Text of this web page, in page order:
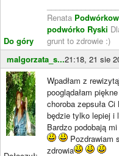
Do góry
Renata
podwórko Ryski
grunt to zdrowie :)
malgorzata_s...21:18, 21 sie
Wpadłam z rewizytą
pooglądałam
choroba zepsuła Ci
będzie tylko lepiej i
Bardzo podobają
Pozdrawiam
zdrowia